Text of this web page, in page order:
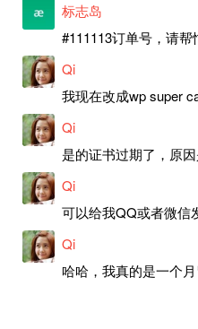
标志岛
#111113订单号，请
Qi
我现在改成wp super
Qi
Qi
Qi
哈哈，我真的是一个月